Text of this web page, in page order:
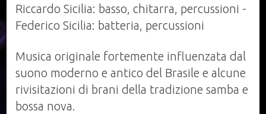
Riccardo Sicilia: basso, chitarra, percussioni -
Federico Sicilia: batteria, percussioni
Musica originale fortemente influenzata dal
suono moderno e antico del Brasile e alcune
rivisitazioni di brani della tradizione samba e
bossa nova.